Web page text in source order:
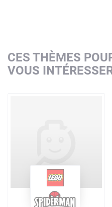
CES THÈMES
VOUS